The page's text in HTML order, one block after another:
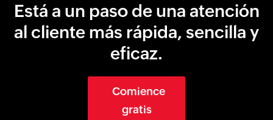
Está a un paso de una atención
al cliente más rápida, sencilla y
eficaz.
Comience
gratis